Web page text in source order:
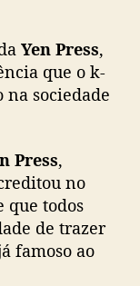
o
r
a
Yen Press,
que o k-
sociedade
Press,
no
que todos
de trazer
famoso ao